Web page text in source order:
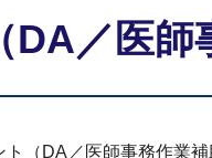
／医師
（DA／医師事務作業